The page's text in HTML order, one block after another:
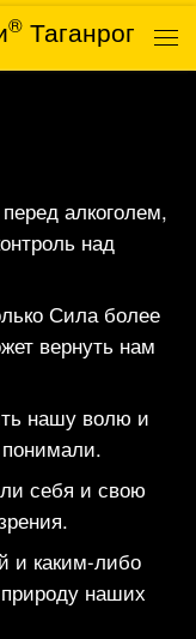
® Таганрог
алкоголем,
над
Сила более
вернуть нам
нашу волю и
себя и свою
и каким-либо
наших